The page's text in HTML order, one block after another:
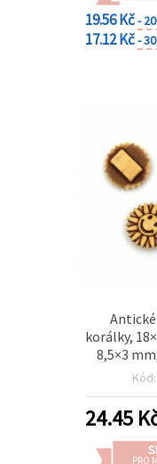
19.56 Kč-
17.12 Kč-
korálky,
8,5×3
Kód:
24.45
PRO